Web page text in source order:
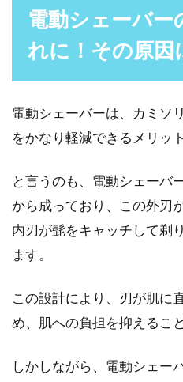
前髪を切
セルフや美
りすぎてし
髭剃りを
中高校生ぐ
りした髭が
電動シェーバー
れに！その原因
電動シェーバーは、カミソ
をかなり軽減できるメリッ
と言うのも、電動シェーバ
から成っており、この外刃
内刃が髭をキャッチして剃
ます。
この設計により、刃が肌に
め、肌への負担を抑えるこ
しかしながら、電動シェー